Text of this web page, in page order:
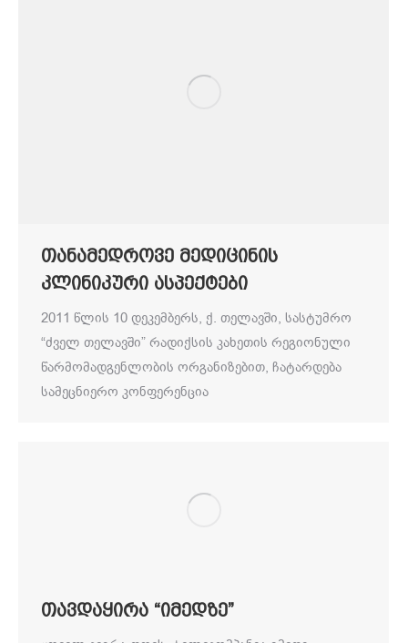
თანამედროვე მედიცინის
კლინიკური ასპექტები
2011 წლის 10 დეკემბერს, ქ. თელავში, სასტუმრო
“ძველ თელავში” რადიქსის კახეთის რეგიონული
წარმომადგენლობის ორგანიზებით, ჩატარდება
სამეცნიერო კონფერენცია
თავდაყირა “იმედზე”